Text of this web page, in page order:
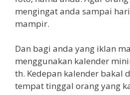
mengingat anda sampai
mampir.
Dan bagi anda yang iklan
menggunakan kalender
th. Kedepan kalender bakal
tempat tinggal orang yang